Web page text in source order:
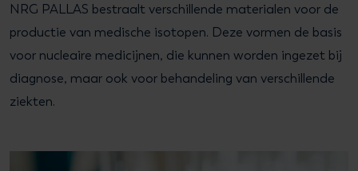
NRG PALLAS bestraalt verschillende materialen voor de
productie van medische isotopen. Deze vormen de basis
voor nucleaire medicijnen, die kunnen worden ingezet bij
diagnose, maar ook voor behandeling van verschillende
ziekten.